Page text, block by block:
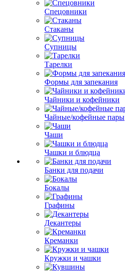
Спецовники
Стаканы
Супницы
Тарелки
Формы для запекания
Чайники и кофейники
Чайные/кофейные пары
Чаши
Чашки и блюдца
Банки для подачи
Бокалы
Графины
Декантеры
Креманки
Кружки и чашки